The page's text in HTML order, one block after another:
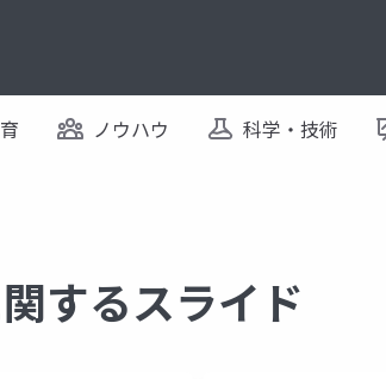
ノウハウ 科学・技術
するスライド